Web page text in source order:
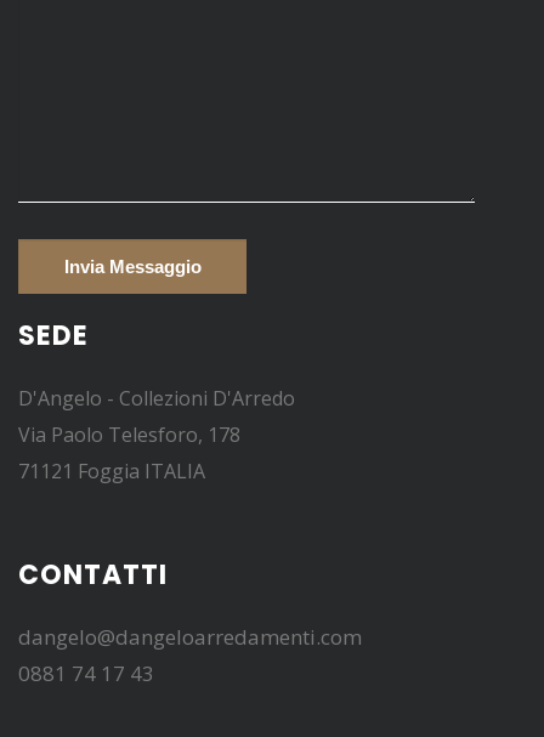
SEDE
D'Angelo - Collezioni D'Arredo
Via Paolo Telesforo, 178
71121 Foggia ITALIA
CONTATTI
dangelo@dangeloarredamenti.com
0881 74 17 43